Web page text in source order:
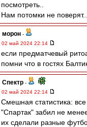
посмотреть..
Нам потомки не
морон -
02 май 2024 22:14
если предматчевый
помни что в гостях
Спектр -
02 май 2024 22:14
Смешная статистика:
"Спартак" забил не
их сделали разные